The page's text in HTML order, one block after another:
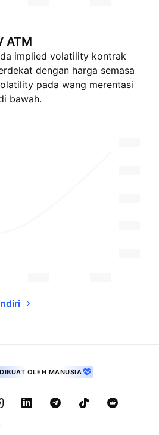
ATM
implied volatility kontrak
dengan harga semasa
pada wang merentasi
bawah.
DIBUAT OLEH MANUSIA